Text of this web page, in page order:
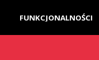
FUNKCJONALNOŚCI